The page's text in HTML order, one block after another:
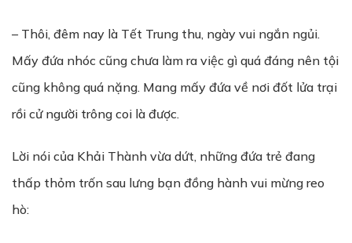
– Thôi, đêm nay là Tết Trung thu, ngày vui ngắn ngủi.
Mấy đứa nhóc cũng chưa làm ra việc gì quá đáng nên tội
cũng không quá nặng. Mang mấy đứa về nơi đốt lửa trại
rồi cử người trông coi là được.
Lời nói của Khải Thành vừa dứt, những đứa trẻ đang
thấp thỏm trốn sau lưng bạn đồng hành vui mừng reo
hò: